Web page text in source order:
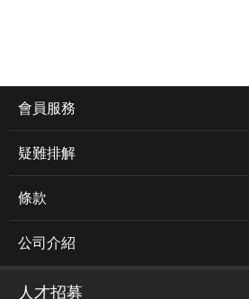
會員服務
疑難排解
條款
公司介紹
人才招募